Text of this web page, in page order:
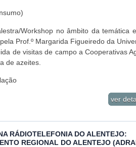
Workshop no âmbito da temática
Prof.º Margarida Figueiredo da
de visitas de campo a Cooperativas
de azeites.
ver
RÁDIOTELEFONIA DO ALENTEJO:
REGIONAL DO ALENTEJO